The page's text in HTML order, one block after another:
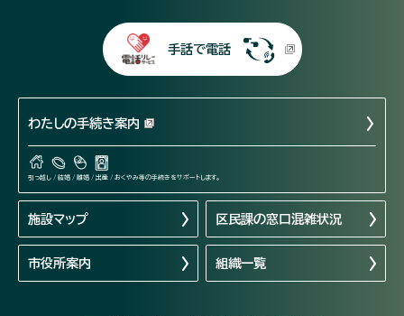
手話で電話
わたしの手続き案内
引っ越し / 結婚 / 離婚 / 出産 / おくやみ等の手続きをサポートします。
施設マップ 区民課の窓口混雑状況
市役所案内 組織一覧